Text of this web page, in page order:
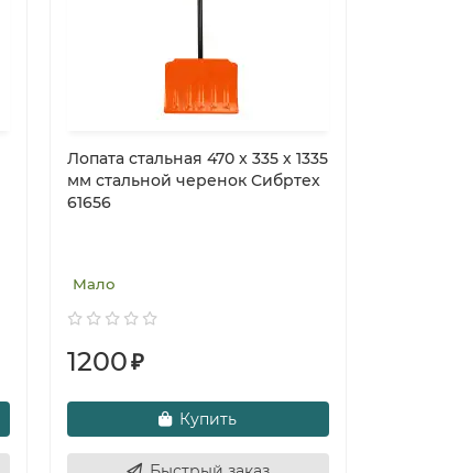
Лопата стальная 470 x 335 х 1335
мм стальной черенок Сибртех
61656
Мало
1200₽
Купить